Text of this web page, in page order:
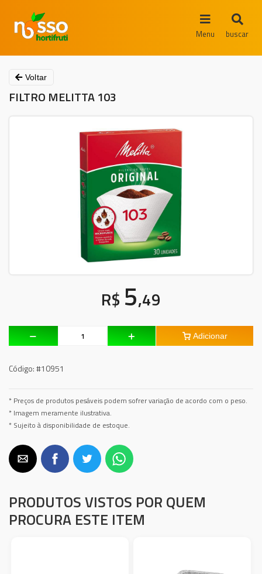
Menu buscar
Voltar
FILTRO MELITTA 103
R$ 5,49
Adicionar
Código:#10951
* Preços de produtos pesáveis podem sofrer variação de acordo com o peso.
* Imagem meramente ilustrativa.
* Sujeito à disponibilidade de estoque.
PRODUTOS VISTOS POR QUEM
PROCURA ESTE ITEM